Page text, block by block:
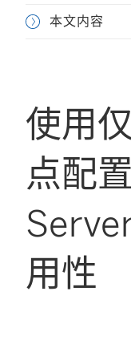
本文内容
使用
点配
用性